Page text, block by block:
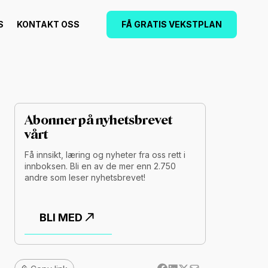
KONTAKT OSS FÅ GRATIS VEKSTPLAN
Abonner på nyhetsbrevet
vårt
Få innsikt, læring og nyheter fra oss rett i
innboksen. Bli en av de mer enn 2.750
andre som leser nyhetsbrevet!
BLI MED